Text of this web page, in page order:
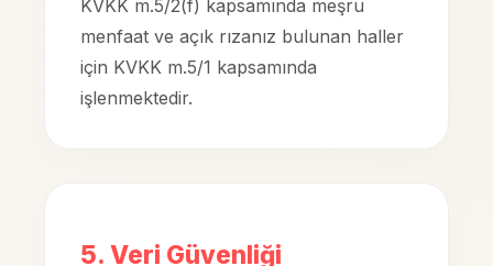
KVKK m.5/2(f) kapsamında meşru
menfaat ve açık rızanız bulunan haller
için KVKK m.5/1 kapsamında
işlenmektedir.
5. Veri Güvenliği